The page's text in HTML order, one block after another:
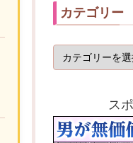
カテゴリー
ス